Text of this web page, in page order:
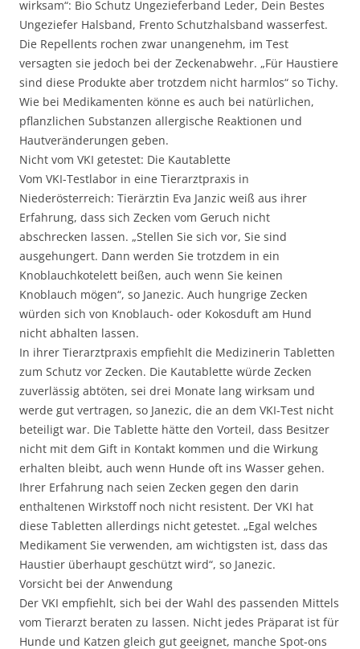
wirksam“: Bio Schutz Ungezieferband Leder, Dein Bestes
Ungeziefer Halsband, Frento Schutzhalsband wasserfest.
Die Repellents rochen zwar unangenehm, im Test
versagten sie jedoch bei der Zeckenabwehr. „Für Haustiere
sind diese Produkte aber trotzdem nicht harmlos“ so Tichy.
Wie bei Medikamenten könne es auch bei natürlichen,
pflanzlichen Substanzen allergische Reaktionen und
Hautveränderungen geben.
Nicht vom VKI getestet: Die Kautablette
Vom VKI-Testlabor in eine Tierarztpraxis in
Niederösterreich: Tierärztin Eva Janzic weiß aus ihrer
Erfahrung, dass sich Zecken vom Geruch nicht
abschrecken lassen. „Stellen Sie sich vor, Sie sind
ausgehungert. Dann werden Sie trotzdem in ein
Knoblauchkotelett beißen, auch wenn Sie keinen
Knoblauch mögen“, so Janezic. Auch hungrige Zecken
würden sich von Knoblauch- oder Kokosduft am Hund
nicht abhalten lassen.
In ihrer Tierarztpraxis empfiehlt die Medizinerin Tabletten
zum Schutz vor Zecken. Die Kautablette würde Zecken
zuverlässig abtöten, sei drei Monate lang wirksam und
werde gut vertragen, so Janezic, die an dem VKI-Test nicht
beteiligt war. Die Tablette hätte den Vorteil, dass Besitzer
nicht mit dem Gift in Kontakt kommen und die Wirkung
erhalten bleibt, auch wenn Hunde oft ins Wasser gehen.
Ihrer Erfahrung nach seien Zecken gegen den darin
enthaltenen Wirkstoff noch nicht resistent. Der VKI hat
diese Tabletten allerdings nicht getestet. „Egal welches
Medikament Sie verwenden, am wichtigsten ist, dass das
Haustier überhaupt geschützt wird“, so Janezic.
Vorsicht bei der Anwendung
Der VKI empfiehlt, sich bei der Wahl des passenden Mittels
vom Tierarzt beraten zu lassen. Nicht jedes Präparat ist für
Hunde und Katzen gleich gut geeignet, manche Spot-ons